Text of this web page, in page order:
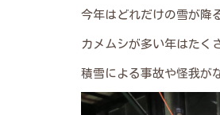
今年はどれだけの雪が降
カメムシが多い年はたく
積雪による事故や怪我が